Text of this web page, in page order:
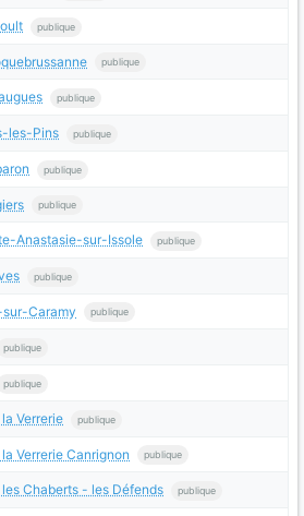
publique
publique
publique
les-Pins publique
publique
publique
Anastasie-sur-Issole publique
publique
sur-Caramy publique
publique
publique
Verrerie publique
Verrerie Canrignon publique
Chaberts - les Défends publique